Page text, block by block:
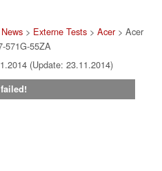
> Externe Tests> Acer> Acer
571G-55ZA
(Update: 23.11.2014)